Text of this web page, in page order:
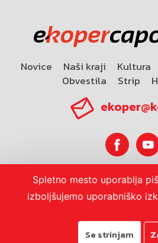
Novice Naši kraji Kultura
Obvestila
Strip
Spletno mesto uporablja
izboljšujemo uporabniško
Se strinjam